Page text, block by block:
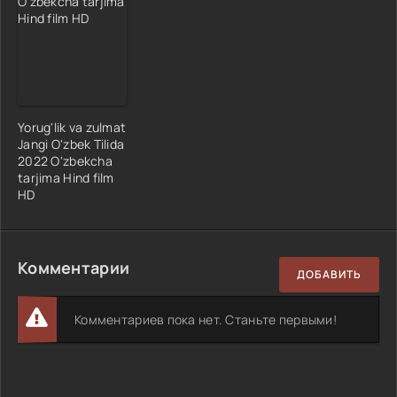
Yorug'lik va zulmat
Jangi O'zbek Tilida
2022 O'zbekcha
tarjima Hind film
HD
Комментарии ДОБАВИТЬ
Комментариев пока нет. Станьте первыми!